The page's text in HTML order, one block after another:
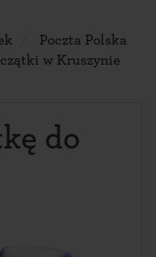
Poczta Polska
w Kruszynie
do